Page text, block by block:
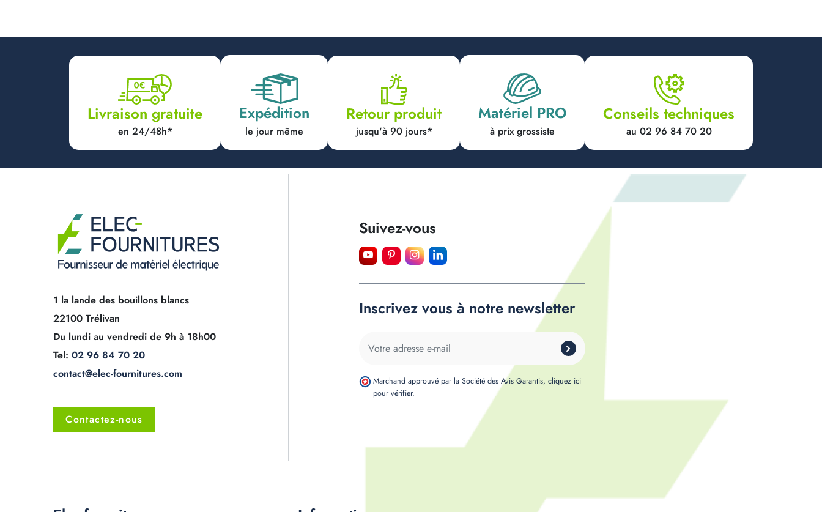
Livraison gratuite
en 24/48h*
Expédition
le jour même
Retour produit
jusqu'à 90 jours*
Matériel PRO
à prix grossiste
Conseils techniques
au 02 96 84 70 20
1 la lande des bouillons blancs
22100 Trélivan
Du lundi au vendredi de 9h à 18h00
Tel: 02 96 84 70 20
contact@elec-fournitures.com
Contactez-nous
Suivez-vous
Inscrivez vous à notre newsletter
Marchand approuvé par la Société des Avis Garantis,cliquez ici
pour vérifier.